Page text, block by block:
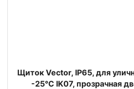
Щиток Vector, IP65, для
-25°С IK07, прозрачная